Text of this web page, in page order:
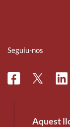
Seguiu-nos
FacebookTwitter
Aquest